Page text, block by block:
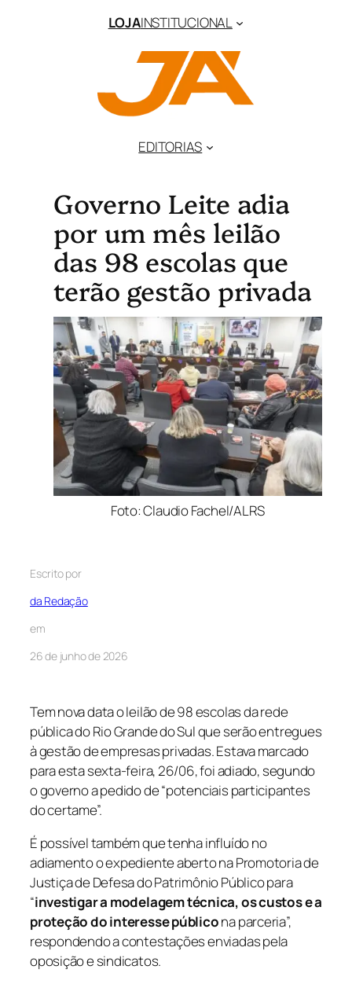
LOJAINSTITUCIONAL
EDITORIAS
Governo Leite adia
por um mês leilão
das 98 escolas que
terão gestão privada
Foto: Claudio Fachel/ALRS
Escrito por
da Redação
em
26 de junho de 2026
Tem nova data o leilão de 98 escolas da rede
pública do Rio Grande do Sul que serão entregues
à gestão de empresas privadas. Estava marcado
para esta sexta-feira, 26/06, foi adiado, segundo
o governo a pedido de “potenciais participantes
do certame”.
É possível também que tenha influído no
adiamento o expediente aberto na Promotoria de
Justiça de Defesa do Patrimônio Público para
“investigar a modelagem técnica, os custos e a
proteção do interesse públicona parceria”,
respondendo a contestações enviadas pela
oposição e sindicatos.